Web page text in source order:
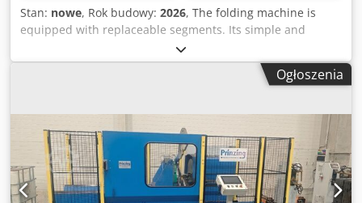
Stan: nowe, Rok budowy: 2026, The folding machine is
equipped with replaceable segments. Its simple and
durable design ensures high operating comfort and a wide
range of applications. Machine Characteristics The folder
is equipped with replaceable segments both on the upper
bending large components as well as small parts. The
segments are made of high-strength cast-iron alloys,
resistant to deformation and extremely durable. The
simple construction ensures comfortable operation and
broad practical usability. The smallest segment that can be
mounted is 25 mm and the largest 270 mm. Their
Ogłoszenia